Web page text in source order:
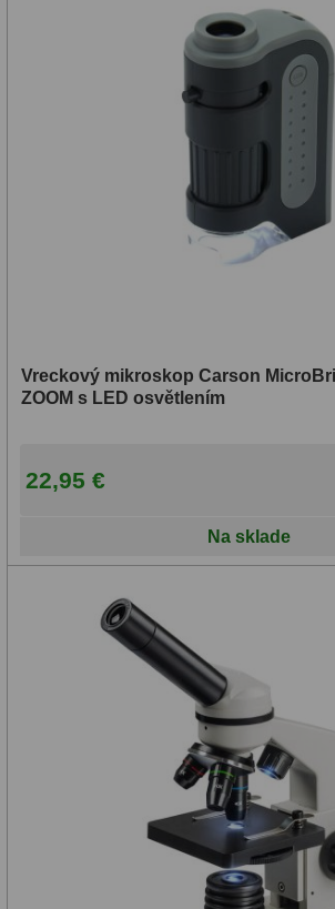
Vreckový mikroskop Carson
ZOOM s LED osvětlením
22,95 €
Na sklade